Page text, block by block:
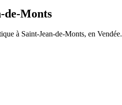
de-Monts
à Saint-Jean-de-Monts, en Vendée.